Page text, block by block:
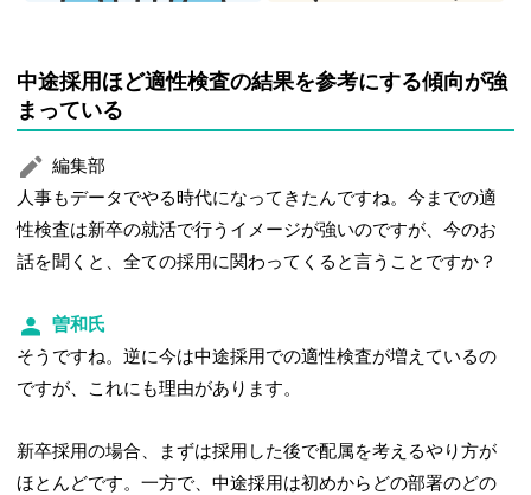
中途採用ほど適性検査の結果を参考にする傾向が強
まっている
編集部
人事もデータでやる時代になってきたんですね。今までの適
性検査は新卒の就活で行うイメージが強いのですが、今のお
話を聞くと、全ての採用に関わってくると言うことですか？
曽和氏
そうですね。逆に今は中途採用での適性検査が増えているの
ですが、これにも理由があります。
新卒採用の場合、まずは採用した後で配属を考えるやり方が
ほとんどです。一方で、中途採用は初めからどの部署のどの